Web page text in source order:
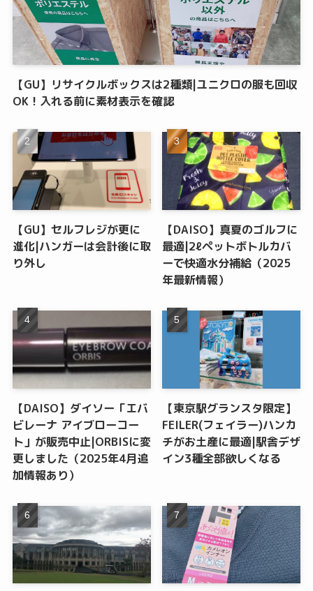
【GU】リサイクルボックスは2種類|ユニクロの服も回収
OK！入れる前に素材表示を確認
【GU】セルフレジが更に
進化|ハンガーは会計後に取
り外し
【DAISO】真夏のゴルフに
最適|2ℓペットボトルカバ
ーで快適水分補給（2025
年最新情報）
【DAISO】ダイソー「エバ
ビレーナ アイブローコー
ト」が販売中止|ORBISに変
更しました（2025年4月追
加情報あり）
【東京駅グランスタ限定】
FEILER(フェイラー)ハンカ
チがお土産に最適|駅舎デザ
イン3種全部欲しくなる